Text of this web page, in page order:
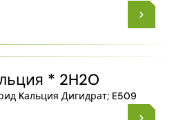
* 2H2O
Kальция Дигидрат; E509